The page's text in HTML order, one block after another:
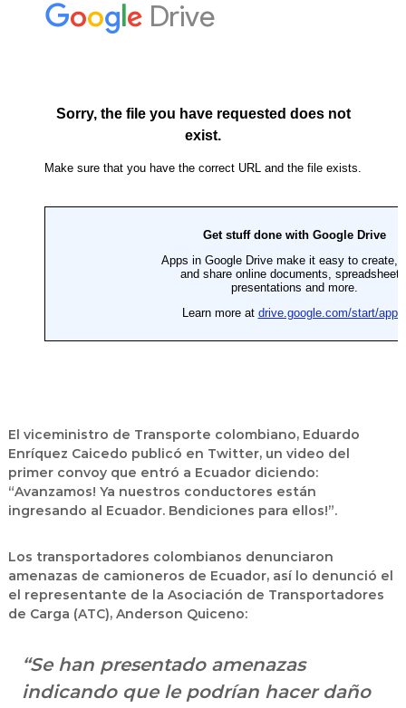
El viceministro de Transporte colombiano, Eduardo
Enríquez Caicedo publicó en Twitter, un video del
primer convoy que entró a Ecuador diciendo:
“Avanzamos! Ya nuestros conductores están
ingresando al Ecuador. Bendiciones para ellos!”.
Los transportadores colombianos denunciaron
amenazas de camioneros de Ecuador, así lo denunció el
el representante de la Asociación de Transportadores
de Carga (ATC), Anderson Quiceno:
“Se han presentado amenazas
indicando que le podrían hacer daño